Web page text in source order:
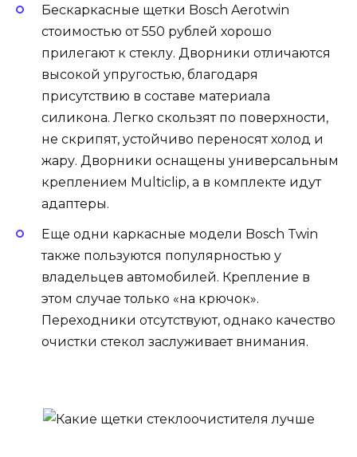
Бескаркасные щетки Bosch Aerotwin
стоимостью от 550 рублей хорошо
прилегают к стеклу. Дворники отличаются
высокой упругостью, благодаря
присутствию в составе материала
силикона. Легко скользят по поверхности,
не скрипят, устойчиво переносят холод и
жару. Дворники оснащены универсальным
креплением Multiclip, а в комплекте идут
адаптеры.
Еще одни каркасные модели Bosch Twin
также пользуются популярностью у
владельцев автомобилей. Крепление в
этом случае только «на крючок».
Переходники отсутствуют, однако качество
очистки стекол заслуживает внимания.